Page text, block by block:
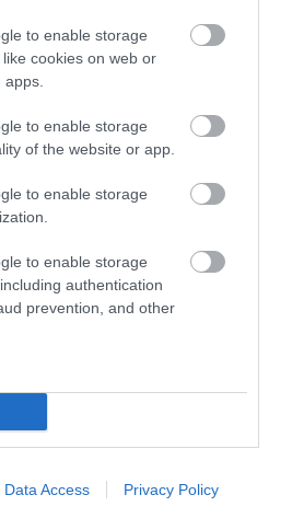
to enable storage
cookies on web or
to enable storage
of the website or app.
to enable storage
to enable storage
authentication
prevention, and other
Data Access Privacy Policy
NEM CSAK A MELEGGEL VAN
ROMLANI A LAKÁS LEVEGŐJE
2026-07-30